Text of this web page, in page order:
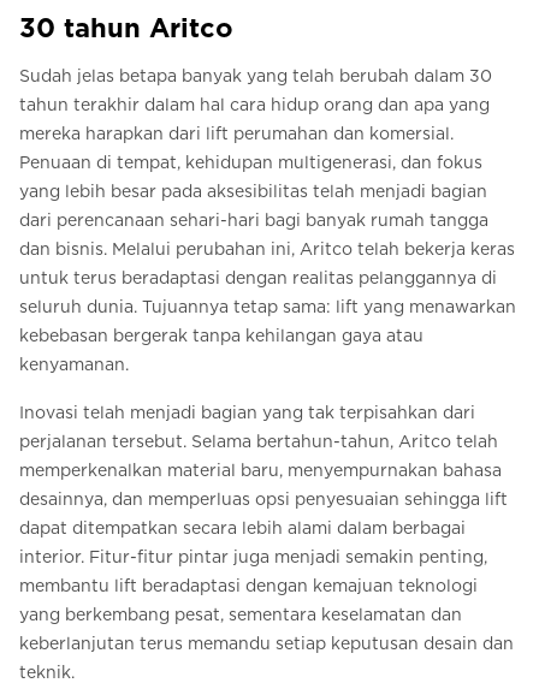
30 tahun Aritco
Sudah jelas betapa banyak yang telah berubah dalam 30
tahun terakhir dalam hal cara hidup orang dan apa yang
mereka harapkan dari lift perumahan dan komersial.
Penuaan di tempat, kehidupan multigenerasi, dan fokus
yang lebih besar pada aksesibilitas telah menjadi bagian
dari perencanaan sehari-hari bagi banyak rumah tangga
dan bisnis. Melalui perubahan ini, Aritco telah bekerja keras
untuk terus beradaptasi dengan realitas pelanggannya di
seluruh dunia. Tujuannya tetap sama: lift yang menawarkan
kebebasan bergerak tanpa kehilangan gaya atau
kenyamanan.
Inovasi telah menjadi bagian yang tak terpisahkan dari
perjalanan tersebut. Selama bertahun-tahun, Aritco telah
memperkenalkan material baru, menyempurnakan bahasa
desainnya, dan memperluas opsi penyesuaian sehingga lift
dapat ditempatkan secara lebih alami dalam berbagai
interior. Fitur-fitur pintar juga menjadi semakin penting,
membantu lift beradaptasi dengan kemajuan teknologi
yang berkembang pesat, sementara keselamatan dan
keberlanjutan terus memandu setiap keputusan desain dan
teknik.